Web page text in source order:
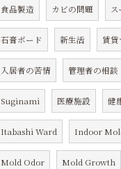
食品製造 カビの問題 ス
石膏ボード 新生活 賃貸
入居者の苦情 管理者の相談
Suginami 医療施設 健
Itabashi Ward Indoor
Mold Odor Mold Growth